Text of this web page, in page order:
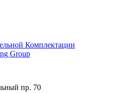
Комплектации
Group
пр. 70